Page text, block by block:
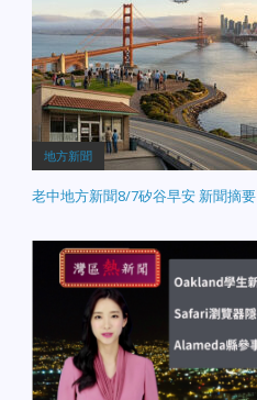
地方新聞
老中地方新聞8/7矽谷早安 新聞摘要